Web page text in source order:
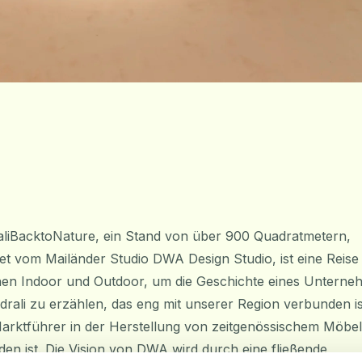
ein Stand von über 900 Quadratmetern,
vom Mailänder Studio DWA Design Studio, ist eine Reise
Indoor und Outdoor, um die Geschichte eines
zu erzählen, das eng mit unserer Region verbunden
in der Herstellung von zeitgenössischem
ist. Die Vision von DWA wird durch eine fließende